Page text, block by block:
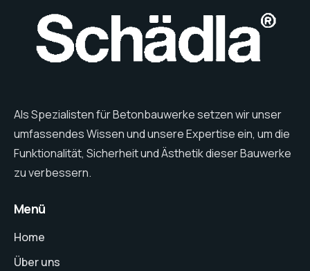
Als Spezialisten für Betonbauwerke setzen wir unser
umfassendes Wissen und unsere Expertise ein, um die
Funktionalität, Sicherheit und Ästhetik dieser Bauwerke
zu verbessern.
Menü
Home
Über uns